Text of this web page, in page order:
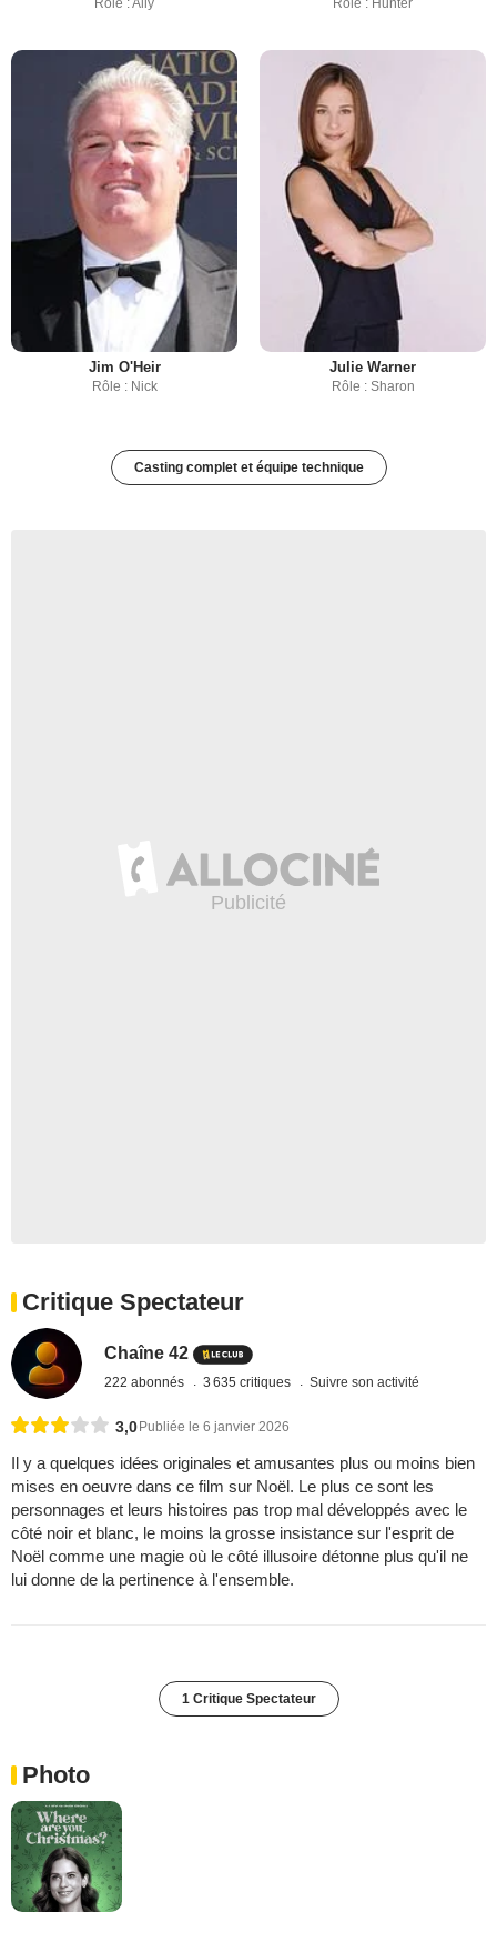
Rôle : Ally Rôle : Hunter
Jim O'Heir
Rôle : Nick
Julie Warner
Rôle : Sharon
Casting complet et équipe technique
Critique Spectateur
Chaîne 42
222 abonnés 3 635 critiques Suivre son activité
3,0 Publiée le 6 janvier 2026
Il y a quelques idées originales et amusantes plus ou moins bien
mises en oeuvre dans ce film sur Noël. Le plus ce sont les
personnages et leurs histoires pas trop mal développés avec le
côté noir et blanc, le moins la grosse insistance sur l'esprit de
Noël comme une magie où le côté illusoire détonne plus qu'il ne
lui donne de la pertinence à l'ensemble.
1 Critique Spectateur
Photo